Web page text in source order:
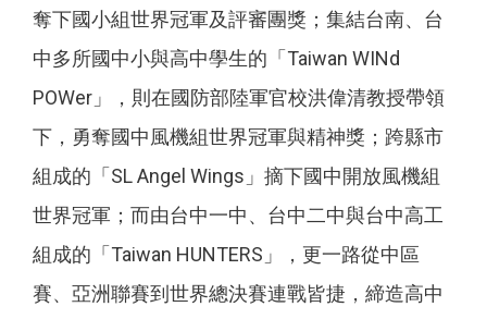
奪下國小組世界冠軍及評審團獎；集結台南、台
中多所國中小與高中學生的「Taiwan WINd
POWer」，則在國防部陸軍官校洪偉清教授帶領
下，勇奪國中風機組世界冠軍與精神獎；跨縣市
組成的「SL Angel Wings」摘下國中開放風機組
世界冠軍；而由台中一中、台中二中與台中高工
組成的「Taiwan HUNTERS」，更一路從中區
賽、亞洲聯賽到世界總決賽連戰皆捷，締造高中